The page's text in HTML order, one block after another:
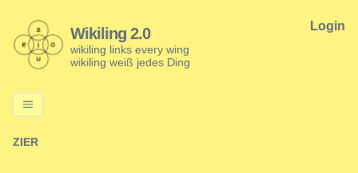
Wikiling 2.0
wikiling links every wing
wikiling weiß jedes Ding
Login
ZIER